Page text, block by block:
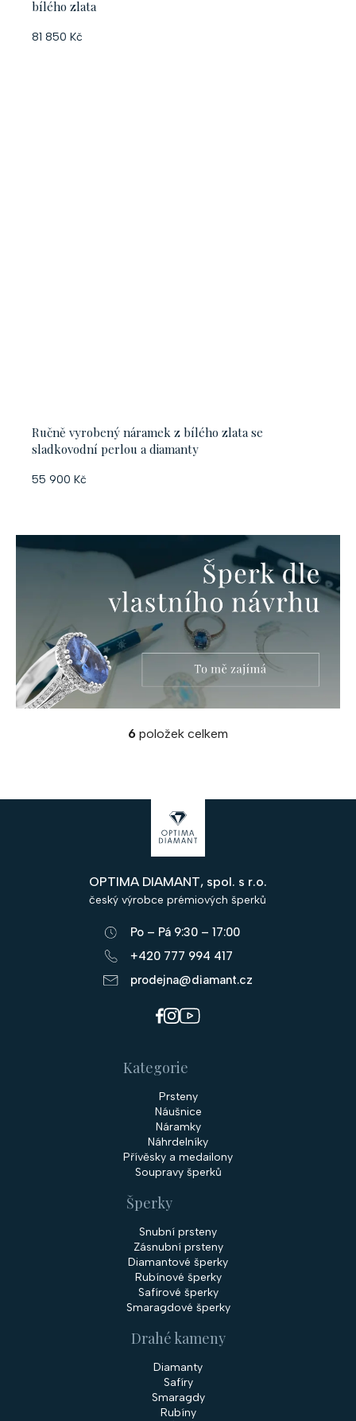
bílého zlata
81 850 Kč
Ručně vyrobený náramek z bílého zlata se
sladkovodní perlou a diamanty
55 900 Kč
O
d
a
c
í
p
v
k
y
v
ý
p
s
6 položek celkem
OPTIMA DIAMANT, spol. s r.o.
český výrobce prémiových šperků
Po – Pá 9:30 – 17:00
+420 777 994 417
prodejna@diamant.cz
Kategorie
Prsteny
Náušnice
Náramky
Náhrdelníky
Přívěsky a medailony
Soupravy šperků
Šperky
Snubní prsteny
Zásnubní prsteny
Diamantové šperky
Rubínové šperky
Safírové šperky
Smaragdové šperky
Drahé kameny
Diamanty
Safíry
Smaragdy
Rubíny